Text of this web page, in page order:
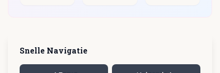
Snelle Navigatie